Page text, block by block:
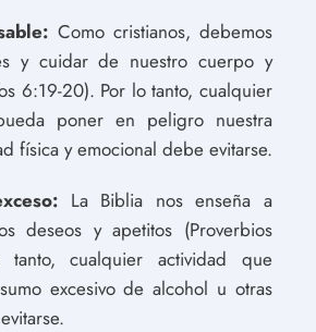
Como cristianos, debemos
y cuidar de nuestro cuerpo y
6:19-20). Por lo tanto, cualquier
poner en peligro nuestra
física y emocional debe evitarse.
La Biblia nos enseña a
deseos y apetitos (Proverbios
cualquier actividad que
excesivo de alcohol u otras